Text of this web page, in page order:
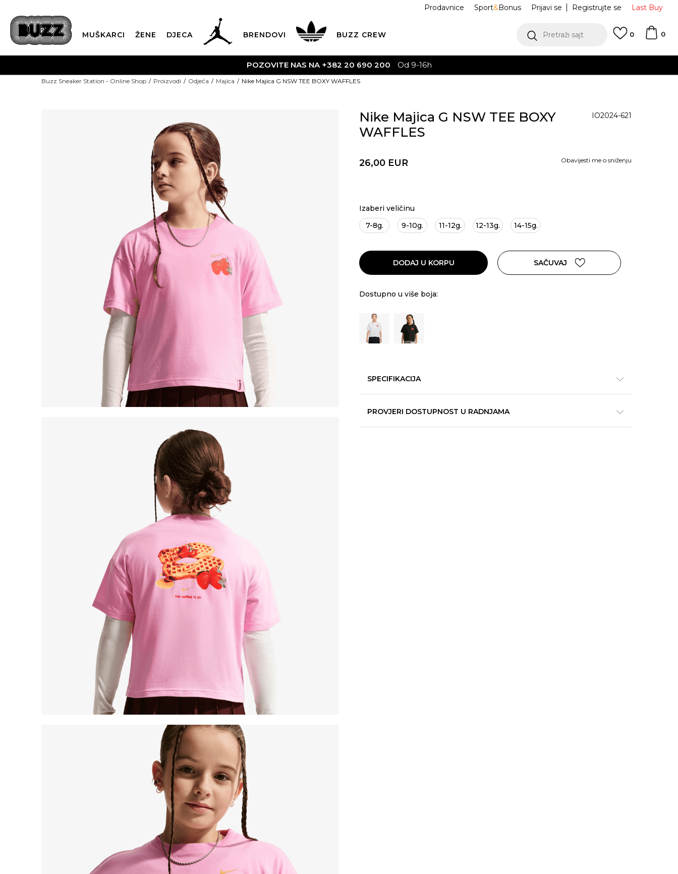
Last Buy
Prijavi se Registrujte se
Prodavnice Sport&Bonus
MUŠKARCI ŽENE DJECA BRENDOVI BUZZ CREW Pretraži sajt 0
0
POZOVITE NAS NA +382 20 690 200 Od 9-16h
Buzz Sneaker Station - Online Shop Proizvodi Odjeća Majica Nike Majica G NSW TEE BOXY WAFFLES
Nike Majica G NSW TEE BOXY
WAFFLES
IO2024-621
26,00 EUR Obavijesti me o sniženju
Izaberi veličinu
7-8g.
9-10g. 11-12g. 12-13g. 14-15g.
DODAJ U KORPU SAČUVAJ
Dostupno u više boja:
SPECIFIKACIJA
PROVJERI DOSTUPNOST U RADNJAMA